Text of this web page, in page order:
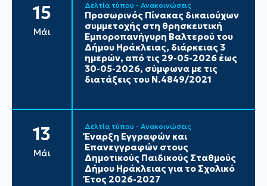
15
Μάι
Δελτία τύπου - Ανακοινώσεις
Προσωρινός Πίνακας δικαιούχων
συμμετοχής στη θρησκευτική
Εμποροπανήγυρη Βαλτερού του
Δήμου Ηράκλειας, διάρκειας 3
ημερών, από τις 29-05-2026 έως
30-05-2026, σύμφωνα με τις
διατάξεις του Ν.4849/2021
13
Μάι
Δελτία τύπου - Ανακοινώσεις
Έναρξη Εγγραφών και
Επανεγγραφών στους
Δημοτικούς Παιδικούς Σταθμούς
Δήμου Ηράκλειας για το Σχολικό
Έτος 2026-2027